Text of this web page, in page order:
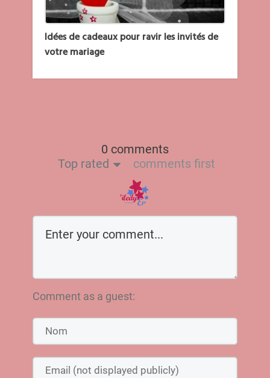
Idées de cadeaux pour ravir les invités de
votre mariage
0 comments
Top rated
comments first
Comment as a guest: